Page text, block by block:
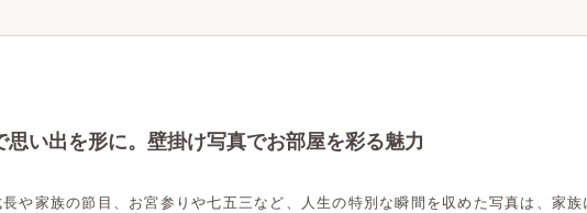
思い出を形に。壁掛け写真でお部屋を彩る魅力
長や家族の節目、お宮参りや七五三など、人生の特別な瞬間を収めた写真は、家